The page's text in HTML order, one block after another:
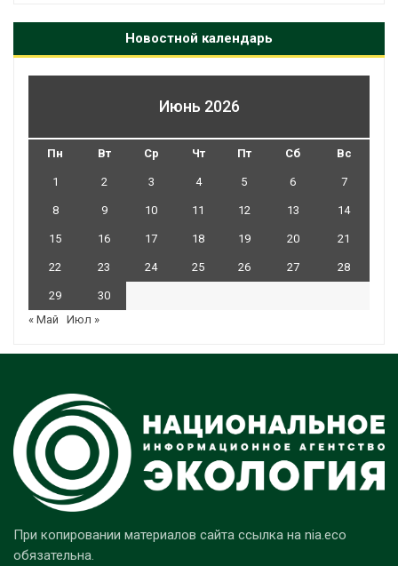
Новостной календарь
Июнь 2026
Пн Вт Ср Чт Пт Сб Вс
1 2 3 4 5 6 7
8 9 10 11 12 13 14
15 16 17 18 19 20 21
22 23 24 25 26 27 28
29
30
« Май
Июл »
При копировании материалов сайта ссылка на nia.eco
обязательна.